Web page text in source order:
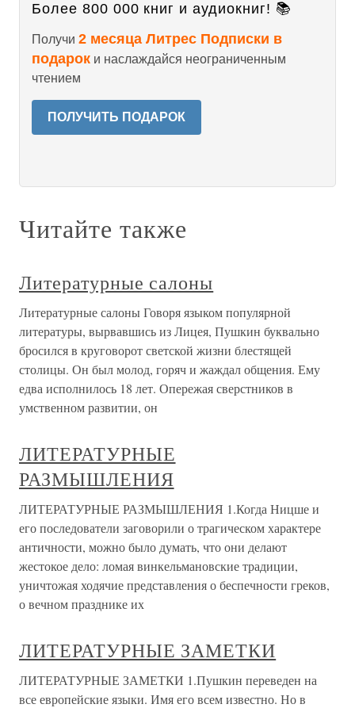
Более 800 000 книг и аудиокниг! 📚
Получи 2 месяца Литрес Подписки в
подарок и наслаждайся неограниченным
чтением
ПОЛУЧИТЬ ПОДАРОК
Читайте также
Литературные салоны
Литературные салоны Говоря языком популярной
литературы, вырвавшись из Лицея, Пушкин буквально
бросился в круговорот светской жизни блестящей
столицы. Он был молод, горяч и жаждал общения. Ему
едва исполнилось 18 лет. Опережая сверстников в
умственном развитии, он
ЛИТЕРАТУРНЫЕ
РАЗМЫШЛЕНИЯ
ЛИТЕРАТУРНЫЕ РАЗМЫШЛЕНИЯ 1.Когда Ницше и
его последователи заговорили о трагическом характере
античности, можно было думать, что они делают
жестокое дело: ломая винкельмановские традиции,
уничтожая ходячие представления о беспечности греков,
о вечном празднике их
ЛИТЕРАТУРНЫЕ ЗАМЕТКИ
ЛИТЕРАТУРНЫЕ ЗАМЕТКИ 1.Пушкин переведен на
все европейские языки. Имя его всем известно. Но в